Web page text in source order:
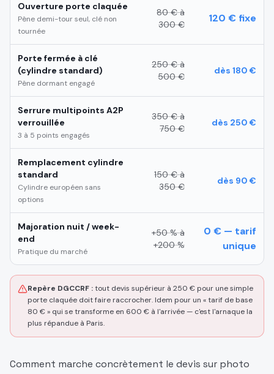
Ouverture porte claquée
Pêne demi-tour seul, clé non
tournée
80 € à
300 €
120 € fixe
Porte fermée à clé
(cylindre standard)
Pêne dormant engagé
250 € à
500 €
dès 180 €
Serrure multipoints A2P
verrouillée
3 à 5 points engagés
350 € à
750 €
dès 250 €
Remplacement cylindre
standard
Cylindre européen sans
options
150 € à
350 €
dès 90 €
Majoration nuit / week-
end
Pratique du marché
+50 % à
+200 %
0 € — tarif
unique
Repère DGCCRF :tout devis supérieur à 250 € pour une simple
porte claquée doit faire raccrocher. Idem pour un « tarif de base
80 € » qui se transforme en 600 € à l'arrivée — c'est l'arnaque la
plus répandue à Paris.
Comment marche concrètement le devis sur photo